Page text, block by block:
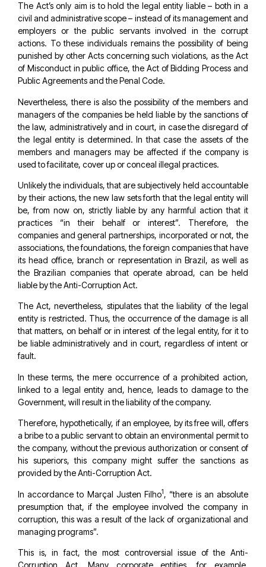
The Act’s only aim is to hold the legal entity liable – both in a
civil and administrative scope – instead of its management and
employers or the public servants involved in the corrupt
actions. To these individuals remains the possibility of being
punished by other Acts concerning such violations, as the Act
of Misconduct in public office, the Act of Bidding Process and
Public Agreements and the Penal Code.
Nevertheless, there is also the possibility of the members and
managers of the companies be held liable by the sanctions of
the law, administratively and in court, in case the disregard of
the legal entity is determined. In that case the assets of the
members and managers may be affected if the company is
used to facilitate, cover up or conceal illegal practices.
Unlikely the individuals, that are subjectively held accountable
by their actions, the new law sets forth that the legal entity will
be, from now on, strictly liable by any harmful action that it
practices “in their behalf or interest”. Therefore, the
companies and general partnerships, incorporated or not, the
associations, the foundations, the foreign companies that have
its head office, branch or representation in Brazil, as well as
the Brazilian companies that operate abroad, can be held
liable by the Anti-Corruption Act.
The Act, nevertheless, stipulates that the liability of the legal
entity is restricted. Thus, the occurrence of the damage is all
that matters, on behalf or in interest of the legal entity, for it to
be liable administratively and in court, regardless of intent or
fault.
In these terms, the mere occurrence of a prohibited action,
linked to a legal entity and, hence, leads to damage to the
Government, will result in the liability of the company.
Therefore, hypothetically, if an employee, by its free will, offers
a bribe to a public servant to obtain an environmental permit to
the company, without the previous authorization or consent of
his superiors, this company might suffer the sanctions as
provided by the Anti-Corruption Act.
In accordance to Marçal Justen Filho1 , “there is an absolute
presumption that, if the employee involved the company in
corruption, this was a result of the lack of organizational and
managing programs”.
This is, in fact, the most controversial issue of the Anti-
Corruption Act. Many corporate entities, for example,